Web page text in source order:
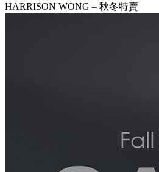
HARRISON WONG – 秋冬特賣